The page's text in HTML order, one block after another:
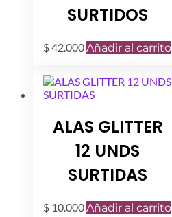
SURTIDOS
$42.000Añadir al carrito
ALAS GLITTER
12 UNDS
SURTIDAS
$ 10.000Añadir al carrito